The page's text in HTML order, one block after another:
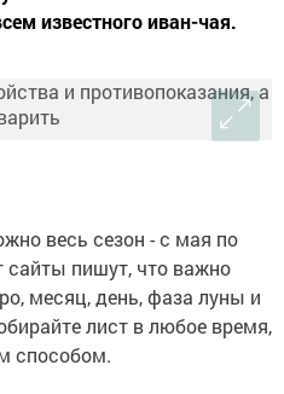
известного иван-чая.
весь сезон - с мая по
сайты пишут, что важно
месяц, день, фаза луны и
лист в любое время,
способом.